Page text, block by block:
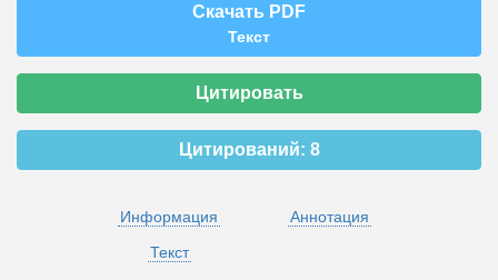
Скачать PDF
Текст
Цитировать
Цитирований: 8
Информация
Аннотация
Текст